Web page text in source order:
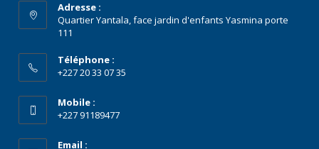
Adresse :
Quartier Yantala, face jardin d'enfants Yasmina porte
111
Téléphone :
+227 20 33 07 35
Mobile :
+227 91189477
Email :